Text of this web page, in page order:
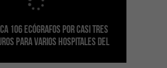
106 ecógrafos por casi tres
para varios hospitales del
máxima puntuación en el
de Canarias por cuarto
concede ayudas del
al sector por valor de 7,09 M€
cuantías
coordina con Ashotel su
de Refugios Climáticos de
170 pisos a su parque de
en régimen de alquiler
la capacidad diagnóstica de
salud con el impulso de la